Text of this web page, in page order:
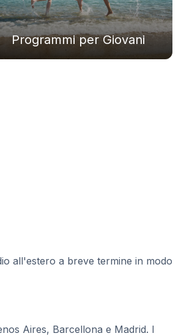
Programmi per Giovani
all'estero a breve termine in modo
Aires, Barcellona e Madrid. I